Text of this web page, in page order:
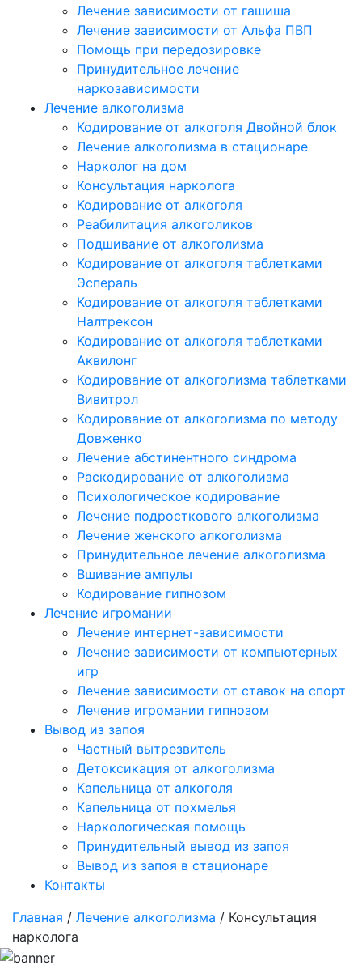
Лечение зависимости от гашиша
Лечение зависимости от Альфа ПВП
Помощь при передозировке
Принудительное лечение
наркозависимости
Лечение алкоголизма
Кодирование от алкоголя Двойной блок
Лечение алкоголизма в стационаре
Нарколог на дом
Консультация нарколога
Кодирование от алкоголя
Реабилитация алкоголиков
Подшивание от алкоголизма
Кодирование от алкоголя таблетками
Эспераль
Кодирование от алкоголя таблетками
Налтрексон
Кодирование от алкоголя таблетками
Аквилонг
Кодирование от алкоголизма таблетками
Вивитрол
Кодирование от алкоголизма по методу
Довженко
Лечение абстинентного синдрома
Раскодирование от алкоголизма
Психологическое кодирование
Лечение подросткового алкоголизма
Лечение женского алкоголизма
Принудительное лечение алкоголизма
Вшивание ампулы
Кодирование гипнозом
Лечение игромании
Лечение интернет-зависимости
Лечение зависимости от компьютерных
игр
Лечение зависимости от ставок на спорт
Лечение игромании гипнозом
Вывод из запоя
Частный вытрезвитель
Детоксикация от алкоголизма
Капельница от алкоголя
Капельница от похмелья
Наркологическая помощь
Принудительный вывод из запоя
Вывод из запоя в стационаре
Контакты
Главная / Лечение алкоголизма / Консультация
нарколога